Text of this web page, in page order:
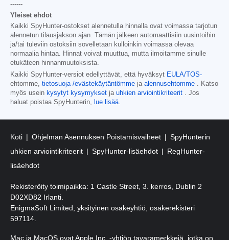
------
Yleiset ehdot
Kaikki SpyHunter-ostokset alennetulla hinnalla ovat voimassa tarjotun
alennetun tilausjakson ajan. Tämän jälkeen automaattisiin uusintoihin
ja/tai tuleviin ostoksiin sovelletaan kulloinkin voimassa olevaa
normaalia hintaa. Hinnat voivat muuttua, mutta ilmoitamme sinulle
etukäteen hinnanmuutoksista.
Kaikki SpyHunter-versiot edellyttävät, että hyväksyt EULA/TOS-
ehtomme, tietosuoja-/evästekäytäntömme ja alennusehtomme . Katso
myös usein kysytyt kysymykset ja uhkien arviointikriteerit . Jos
haluat poistaa SpyHunterin, lue lisää.
Koti Ohjelman Asennuksen Poistamisvaiheet
SpyHunterin
uhkien arviointikriteerit
SpyHunter-lisäehdot
RegHunter-
lisäehdot
Rekisteröity toimipaikka: 1 Castle Street, 3. kerros, Dublin 2
D02XD82 Irlanti.
EnigmaSoft Limited, yksityinen osakeyhtiö, osakerekisteri
597114.
Mac ja MacOS ovat Apple Inc. -yhtiön tavaramerkkejä, jotka on